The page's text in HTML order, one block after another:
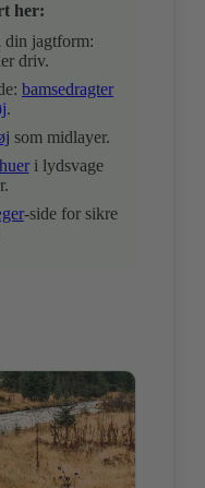
her:
jagtform:
driv.
bamsedragter
.
som midlayer.
hueri lydsvage
-side for sikre